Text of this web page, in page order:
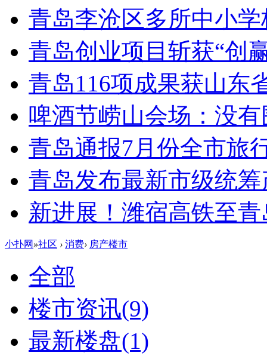
青岛李沧区多所中小
青岛创业项目斩获“创
青岛116项成果获山东
啤酒节崂山会场：没有
青岛通报7月份全市旅
青岛发布最新市级统
新进展！潍宿高铁至
小扑网 »社区 › 消费› 房产楼市
全部
楼市资讯(9)
最新楼盘(1)